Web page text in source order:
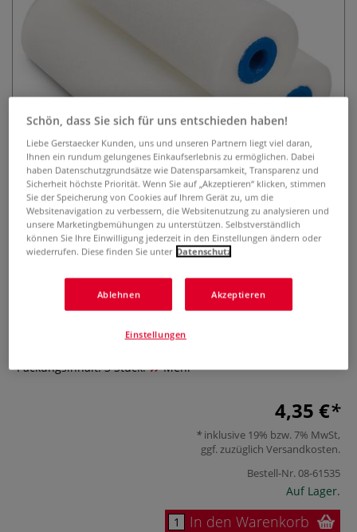
O'color Ersatz-Farbrollen, 10 cm,
0 Bewertungen
Die O'color Ersatz-Farbrollen sind bestens geeignet für
Packungsinhalt: 3 Stück.
Mehr
4,35 €
inklusive 19% bzw. 7% MwSt,
ggf. zuzüglich Versandkosten.
Bestell-Nr.08-61535
Auf Lager.
In den Warenkorb
Schön, dass Sie sich für uns entschieden haben!
Liebe Gerstaecker Kunden, uns und unseren Partnern liegt viel daran,
Ihnen ein rundum gelungenes Einkaufserlebnis zu ermöglichen. Dabei
haben Datenschutzgrundsätze wie Datensparsamkeit, Transparenz und
Sicherheit höchste Priorität. Wenn Sie auf „Akzeptieren“ klicken, stimmen
Sie der Speicherung von Cookies auf Ihrem Gerät zu, um die
Websitenavigation zu verbessern, die Websitenutzung zu analysieren und
unsere Marketingbemühungen zu unterstützen. Selbstverständlich
können Sie Ihre Einwilligung jederzeit in den Einstellungen ändern oder
wiederrufen. Diese finden Sie unter Datenschutz
Ablehnen Akzeptieren
Einstellungen